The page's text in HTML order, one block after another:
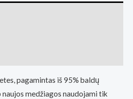
pagamintas iš 95% baldų
medžiagos naudojami tik